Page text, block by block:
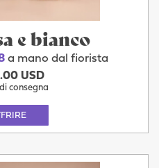
e bianco
a mano dal fiorista
USD
consegna